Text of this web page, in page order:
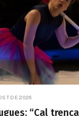
DE 2026
“Cal